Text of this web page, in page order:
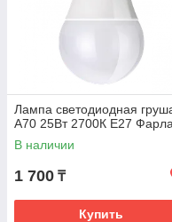
Лампа светодиодная
А70 25Вт 2700К Е27
В наличии
1 700 ₸
Купить